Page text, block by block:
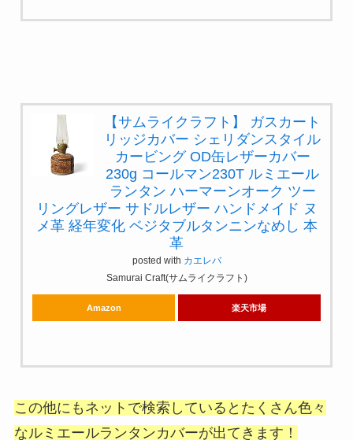
【サムライクラフト】 ガスカート
リッジカバー シェリダンスタイル
カービング OD缶レザーカバー
230g コールマン230T ルミエール
ランタン ハーマーンオーク ツー
リングレザー サドルレザー ハンドメイド ヌ
メ革 経年変化 ベジタブルタンニンなめし 本
革
posted with カエレバ
Samurai Craft(サムライクラフト)
Amazon 楽天市場
この他にもネットで検索しているとたくさん色々
なルミエールランタンカバーが出てきます！